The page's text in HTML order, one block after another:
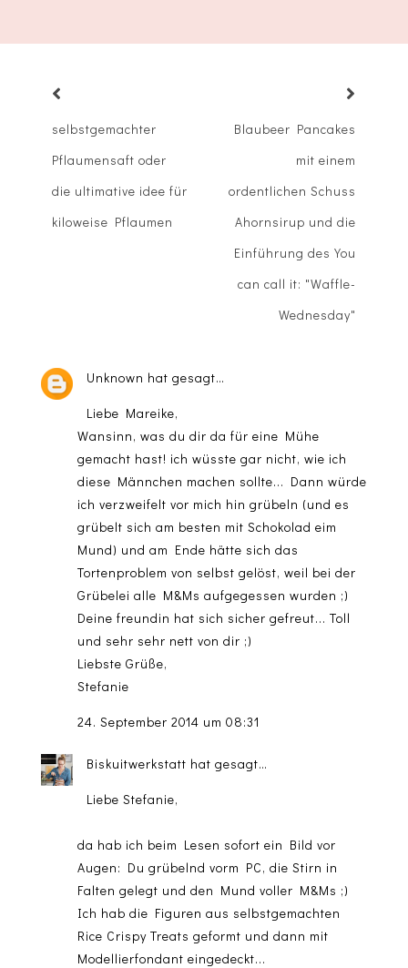
selbstgemachter
Pflaumensaft oder
die ultimative idee für
kiloweise Pflaumen
Blaubeer Pancakes
mit einem
ordentlichen Schuss
Ahornsirup und die
Einführung des You
can call it: "Waffle-
Wednesday"
Unknown hat gesagt…
Liebe Mareike,
Wansinn, was du dir da für eine Mühe
gemacht hast! ich wüsste gar nicht, wie ich
diese Männchen machen sollte... Dann würde
ich verzweifelt vor mich hin grübeln (und es
grübelt sich am besten mit Schokolad eim
Mund) und am Ende hätte sich das
Tortenproblem von selbst gelöst, weil bei der
Grübelei alle M&Ms aufgegessen wurden ;)
Deine freundin hat sich sicher gefreut... Toll
und sehr sehr nett von dir ;)
Liebste Grüße,
Stefanie
24. September 2014 um 08:31
Biskuitwerkstatt hat gesagt…
Liebe Stefanie,
da hab ich beim Lesen sofort ein Bild vor
Augen: Du grübelnd vorm PC, die Stirn in
Falten gelegt und den Mund voller M&Ms ;)
Ich hab die Figuren aus selbstgemachten
Rice Crispy Treats geformt und dann mit
Modellierfondant eingedeckt...